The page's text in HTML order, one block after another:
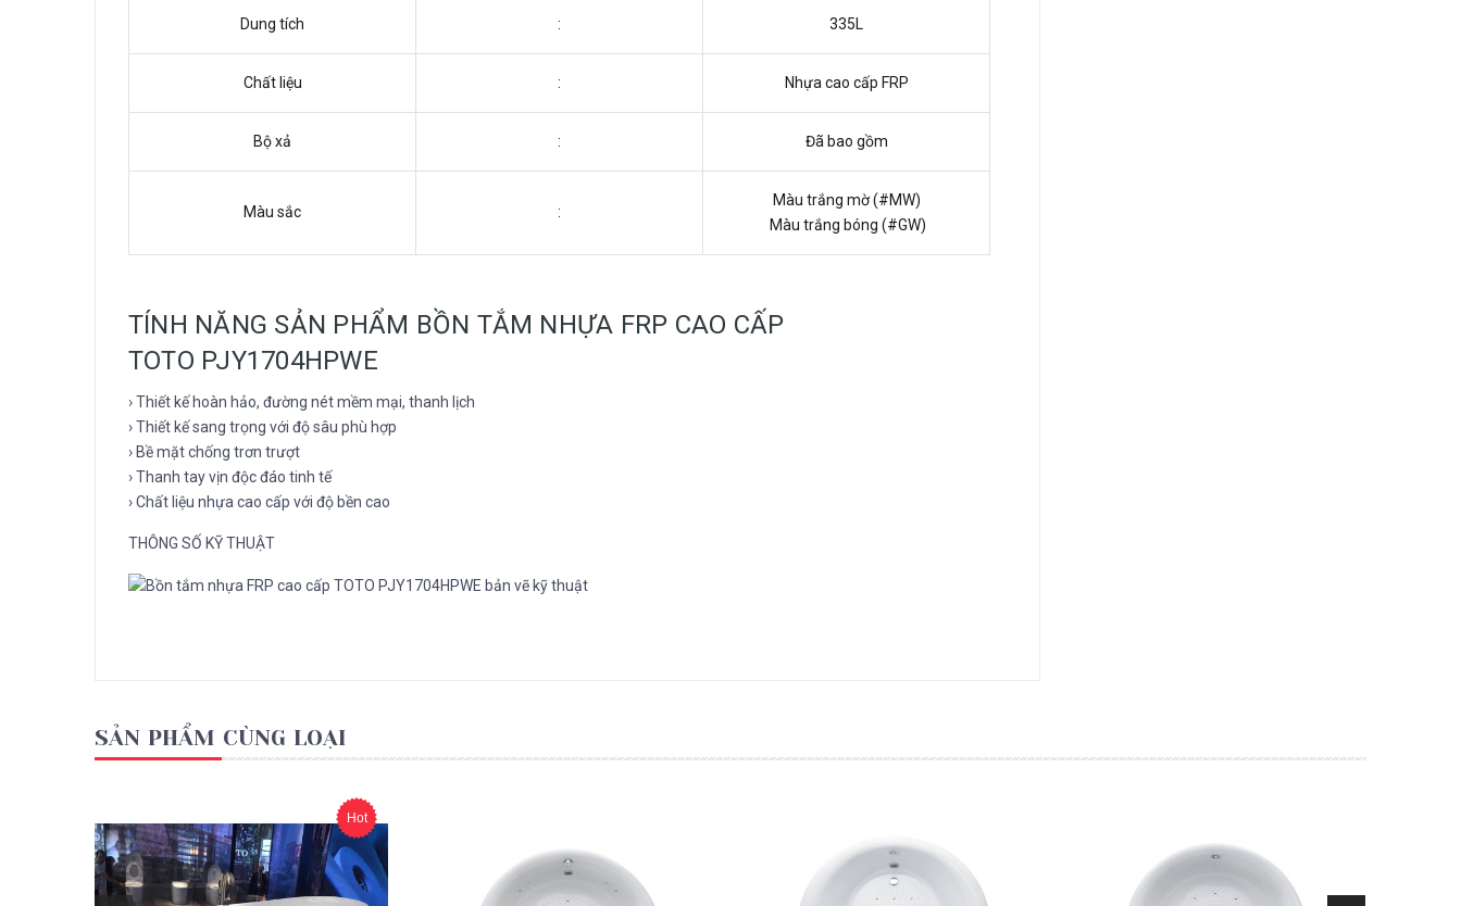
Dung tích : 335L
Chất liệu : Nhựa cao cấp FRP
Bộ xả : Đã bao gồm
Màu sắc :
Màu trắng mờ (#MW)
Màu trắng bóng (#GW)
TÍNH NĂNG SẢN PHẨM BỒN TẮM NHỰA FRP CAO CẤP
TOTO PJY1704HPWE
› Thiết kế hoàn hảo, đường nét mềm mại, thanh lịch
› Thiết kế sang trọng với độ sâu phù hợp
› Bề mặt chống trơn trượt
› Thanh tay vịn độc đáo tinh tế
› Chất liệu nhựa cao cấp với độ bền cao
THÔNG SỐ KỸ THUẬT
SẢN PHẨM CÙNG LOẠI
Hot